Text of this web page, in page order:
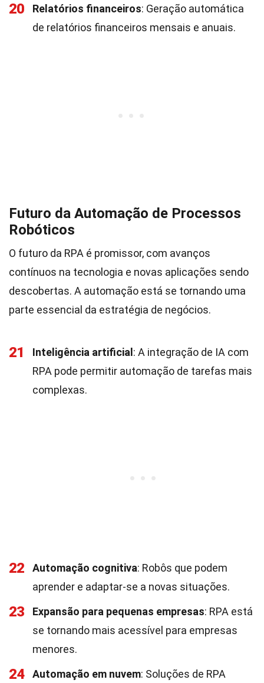
20 Relatórios financeiros: Geração automática
de relatórios financeiros mensais e anuais.
Futuro da Automação de Processos
Robóticos
O futuro da RPA é promissor, com avanços
contínuos na tecnologia e novas aplicações sendo
descobertas. A automação está se tornando uma
parte essencial da estratégia de negócios.
21 Inteligência artificial : A integração de IA com
RPA pode permitir automação de tarefas mais
complexas.
22 Automação cognitiva: Robôs que podem
aprender e adaptar-se a novas situações.
23 Expansão para pequenas empresas: RPA está
se tornando mais acessível para empresas
menores.
24 Automação em nuvem: Soluções de RPA